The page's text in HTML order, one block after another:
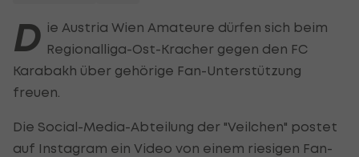
D ie Austria Wien Amateure dürfen sich beim
Regionalliga-Ost-Kracher gegen den FC
Karabakh über gehörige Fan-Unterstützung
freuen.
Die Social-Media-Abteilung der "Veilchen" postet
auf Instagram ein Video von einem riesigen Fan-